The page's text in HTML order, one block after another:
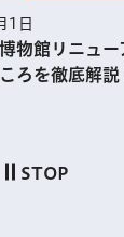
次のスライド
STOP
一人ひ
世界で